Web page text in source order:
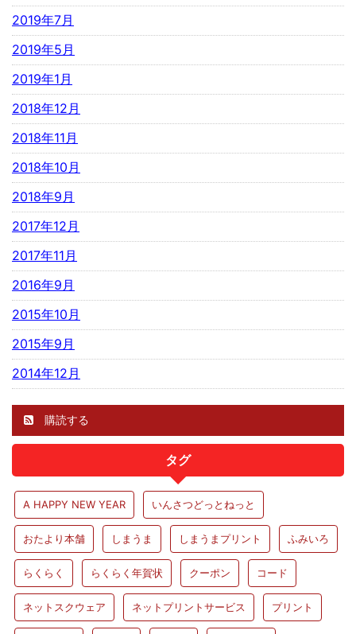
2019年7月
2019年5月
2019年1月
2018年12月
2018年11月
2018年10月
2018年9月
2017年12月
2017年11月
2016年9月
2015年10月
2015年9月
2014年12月
購読する
タグ
A HAPPY NEW YEAR いんさつどっとねっと
おたより本舗 しまうま しまうまプリント ふみいろ
らくらく らくらく年賀状 クーポン コード
ネットスクウェア ネットプリントサービス プリント